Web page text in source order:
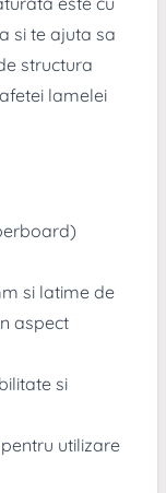
si te ajuta sa
structura
lamelei
si latime de
aspect
si
utilizare